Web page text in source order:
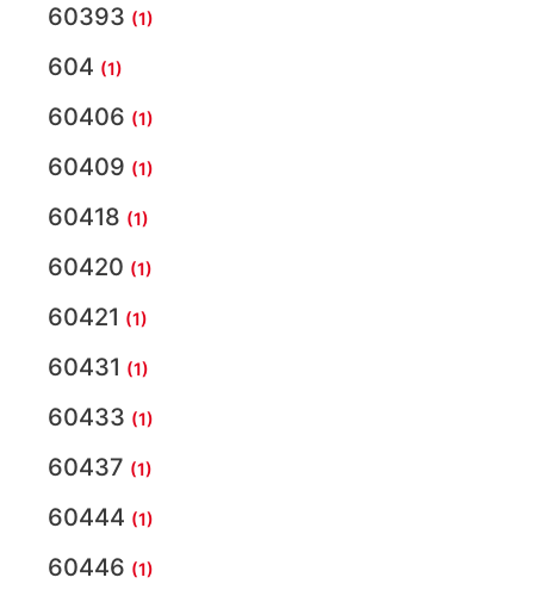
60393 (1)
604 (1)
60406 (1)
60409 (1)
60418 (1)
60420 (1)
60421 (1)
60431 (1)
60433 (1)
60437 (1)
60444 (1)
60446 (1)